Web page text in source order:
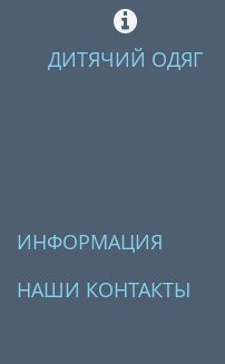
ДИТЯЧИЙ ОДЯГ
ИНФОРМАЦИЯ
НАШИ КОНТАКТЫ